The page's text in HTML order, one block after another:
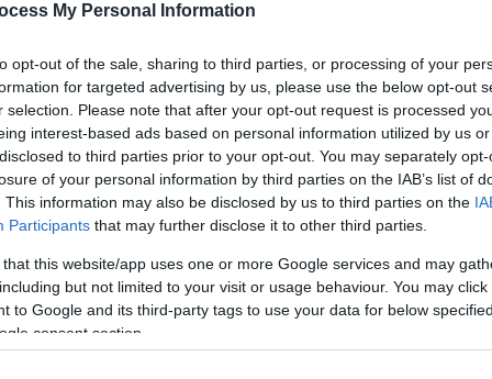
My Personal Information
opt-out of the sale, sharing to third parties, or processing of your
for targeted advertising by us, please use the below opt-out
selection. Please note that after your opt-out request is processed
interest-based ads based on personal information utilized by us
to third parties prior to your opt-out. You may separately
of your personal information by third parties on the IAB’s list of
This information may also be disclosed by us to third parties on the
Participants that may further disclose it to other third parties.
that this website/app uses one or more Google services and may
but not limited to your visit or usage behaviour. You may
to Google and its third-party tags to use your data for below
consent section.
την οποία οι δύο διαδηλωτές κόλλησαν
ζημιά σε κανέναν από τους δύο
ατέλειες, ανακοίνωσε το μουσείο.
το περιστατικό το Σάββατο,
en el Museo Del Prado.
la imposibilidad de mantenernos por
de París de 1.5° de temperatura
pic.twitter.com/0buAMbeziJ